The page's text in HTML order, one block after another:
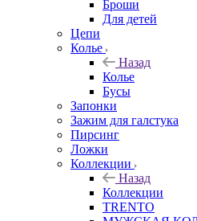
Броши
Для детей
Цепи
Колье
Назад
Колье
Бусы
Запонки
Зажим для галстука
Пирсинг
Ложки
Коллекции
Назад
Коллекции
TRENTO